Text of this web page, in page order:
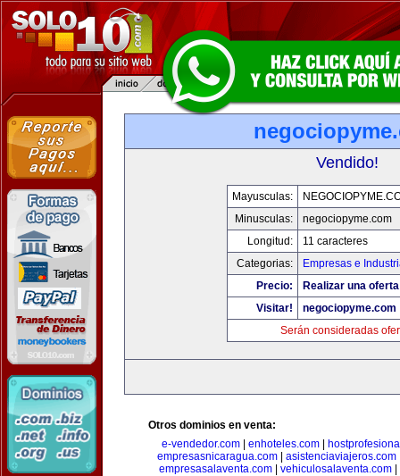
Vendido!
Mayusculas:
Minusculas:
negociopyme.com
Longitud:
11 caracteres
Categorias:
Empresas e
Precio:
Realizar una
Visitar!
negociopyme.com
Serán consideradas
Otros dominios en venta:
e-vendedor.com| enhoteles.com|
empresasnicaragua.com| asistenciaviajeros.com
empresasalaventa.com| vehiculosalaventa.com|